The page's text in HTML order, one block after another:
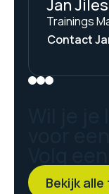
Jan
Trainings
Contact
Bekijk